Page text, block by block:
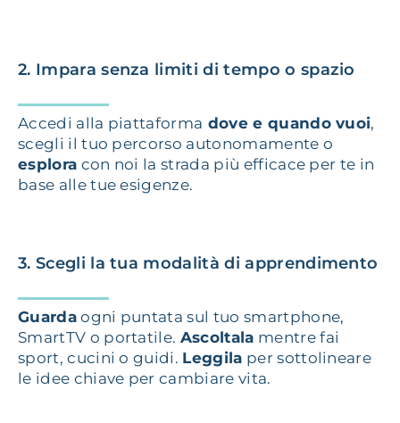
2. Impara senza limiti di tempo o spazio
Accedi alla piattaforma dove e quando vuoi,
scegli il tuo percorso autonomamente o
esplora con noi la strada più efficace per te in
base alle tue esigenze.
3. Scegli la tua modalità di apprendimento
Guardaogni puntata sul tuo smartphone,
SmartTV o portatile. Ascoltala mentre fai
sport, cucini o guidi. Leggila per sottolineare
le idee chiave per cambiare vita.